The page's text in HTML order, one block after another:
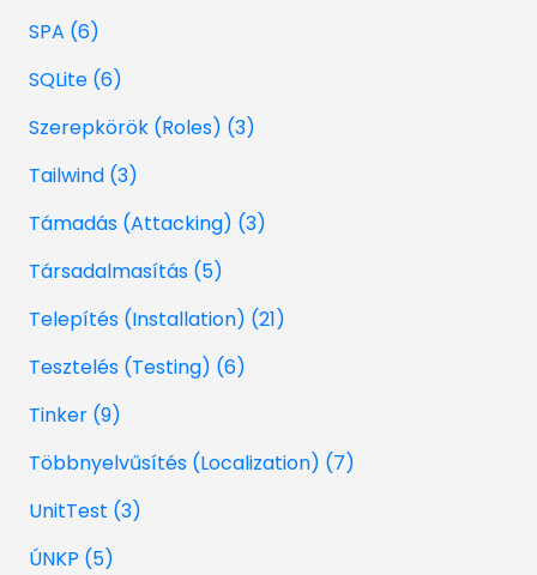
SPA (6)
SQLite (6)
Szerepkörök (Roles) (3)
Tailwind (3)
Támadás (Attacking) (3)
Társadalmasítás (5)
Telepítés (Installation) (21)
Tesztelés (Testing) (6)
Tinker (9)
Többnyelvűsítés (Localization) (7)
UnitTest (3)
ÚNKP (5)